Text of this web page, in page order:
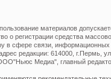
материалов
о регистрации средства
в сфере связи,
редакции: 614000, г.Пермь,
Медиа", главный